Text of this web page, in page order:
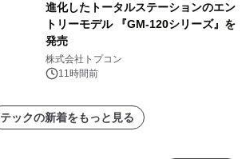
進化したトータルステーションのエン
トリーモデル 『GM-120シリーズ』を
発売
株式会社トプコン
11時間前
テックの新着をもっと見る